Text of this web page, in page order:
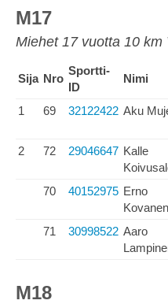
M17
Miehet 17 vuotta 10 km
Sija Nro
Sportti-
ID
Nimi
1 69 32122422 Aku
2 72 29046647 Kalle
70 40152975 Erno
Kovanen
71
30998522 Aaro
M18